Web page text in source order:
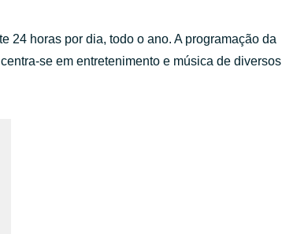
24 horas por dia, todo o ano. A programação da
se em entretenimento e música de diversos